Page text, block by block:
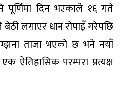
पूर्णिमा दिन भएकाले १६ गते
लगाएर धान रोपाइँ गरेपछि
ताजा भएको छ भने नयाँ
ऐतिहासिक परम्परा प्रत्यक्ष